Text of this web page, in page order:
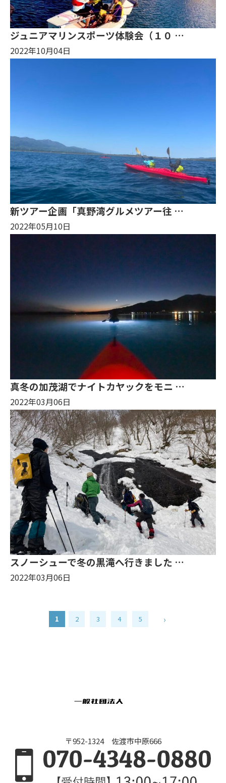
ジュニアマリンスポーツ体験会（１０ …
2022年10月04日
新ツアー企画「真野湾グルメツアー往 …
2022年05月10日
真冬の加茂湖でナイトカヤックをモニ …
2022年03月06日
スノーシューで冬の黒滝へ行きました …
2022年03月06日
1 2 3 4 5 ›
〒952-1324 佐渡市中原666